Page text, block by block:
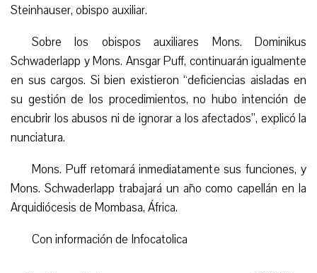
Steinhauser, obispo auxiliar.
Sobre los obispos auxiliares Mons. Dominikus
Schwaderlapp y Mons. Ansgar Puff, continuarán igualmente
en sus cargos. Si bien existieron “deficiencias aisladas en
su gestión de los procedimientos, no hubo intención de
encubrir los abusos ni de ignorar a los afectados”, explicó la
nunciatura.
Mons. Puff retomará inmediatamente sus funciones, y
Mons. Schwaderlapp trabajará un año como capellán en la
Arquidiócesis de Mombasa, África.
Con información de Infocatolica